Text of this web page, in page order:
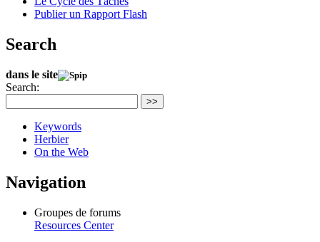
Publier un Rapport Flash
Search
dans le site
Search:
>>
Keywords
Herbier
On the Web
Navigation
Groupes de forums
Resources Center